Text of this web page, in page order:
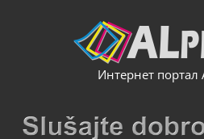
Интернет портал